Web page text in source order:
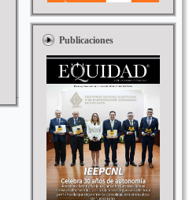
Publicaciones